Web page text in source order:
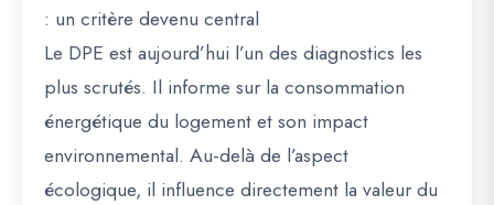
: un critère devenu central
Le DPE est aujourd’hui l’un des diagnostics les
plus scrutés. Il informe sur la consommation
énergétique du logement et son impact
environnemental. Au-delà de l’aspect
écologique, il influence directement la valeur du